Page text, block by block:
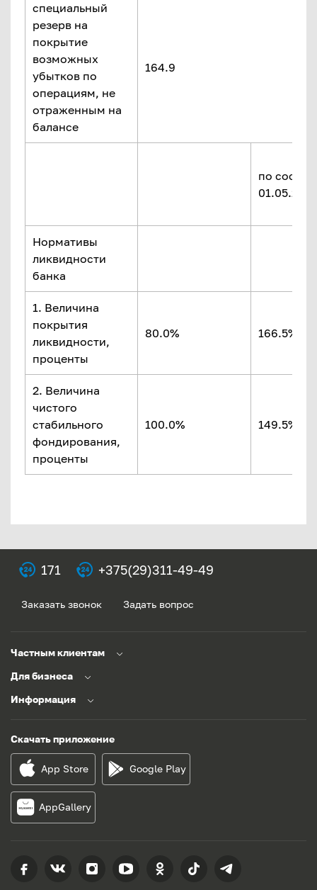
специальный
резерв на
покрытие
возможных
убытков по
операциям, не
отраженным на
балансе
164.9
по
Нормативы
ликвидности
банка
1. Величина
покрытия
ликвидности,
проценты
80.0% 166.5%
2. Величина
чистого
стабильного
фондирования,
проценты
100.0% 149.5%
171 +375(29)311-49-49
Заказать звонок Задать вопрос
Частным клиентам
Для бизнеса
Информация
Скачать приложение
App Store Google Play
AppGallery